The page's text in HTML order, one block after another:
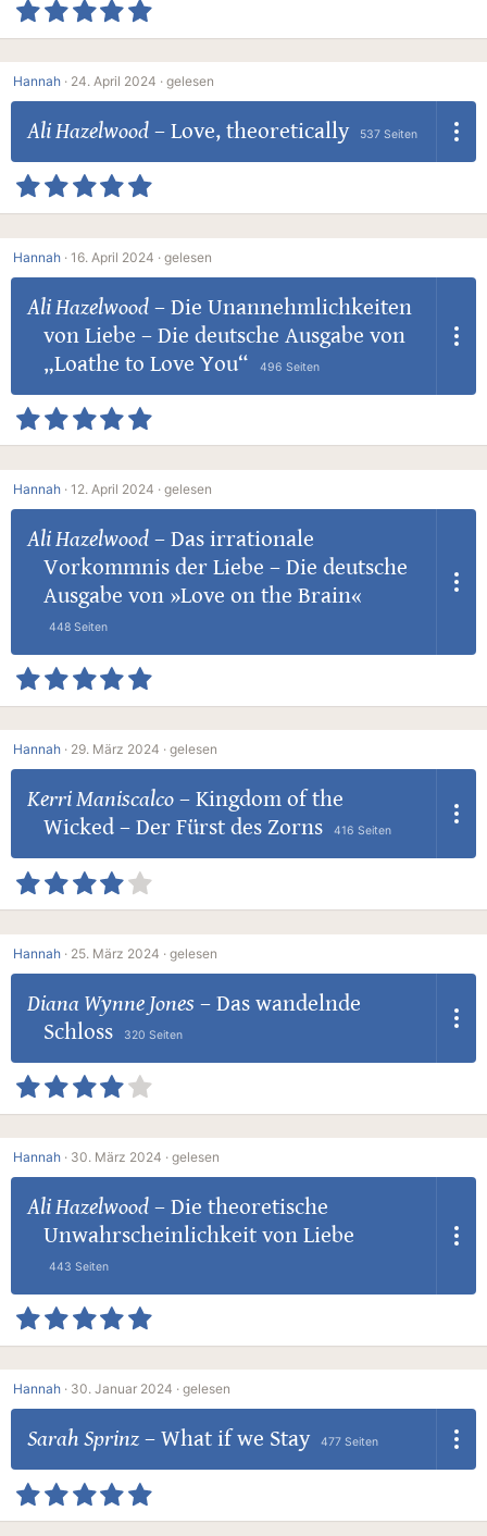
Hannah · 24. April 2024 · gelesen
Ali Hazelwood– Love, theoretically 537 Seiten
Hannah · 16. April 2024 · gelesen
Ali Hazelwood– Die Unannehmlichkeiten
von Liebe – Die deutsche Ausgabe von
„Loathe to Love You“
496 Seiten
Hannah · 12. April 2024 · gelesen
Ali Hazelwood– Das irrationale
Vorkommnis der Liebe – Die deutsche
Ausgabe von »Love on the Brain«
448 Seiten
Hannah · 29. März 2024 · gelesen
Kerri Maniscalco– Kingdom of the
Wicked – Der Fürst des Zorns
416 Seiten
Hannah · 25. März 2024 · gelesen
Diana Wynne Jones – Das wandelnde
Schloss
320 Seiten
Hannah · 30. März 2024 · gelesen
Ali Hazelwood– Die theoretische
Unwahrscheinlichkeit von Liebe
443 Seiten
Hannah · 30. Januar 2024 · gelesen
Sarah Sprinz– What if we Stay 477 Seiten